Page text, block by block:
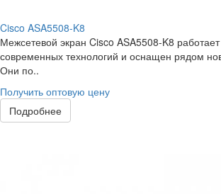
Cisco ASA5508-K8
Межсетевой экран Cisco ASA5508-K8
современных технологий и оснащен рядом
Они по..
Получить оптовую цену
Подробнее